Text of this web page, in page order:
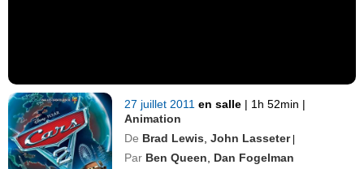
27 juillet 2011en salle | 1h 52min |
Animation
De Brad Lewis ,John Lasseter |
Par Ben Queen
Dan Fogelman